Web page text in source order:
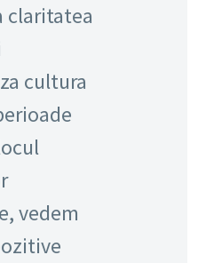
claritatea
cultura
vedem